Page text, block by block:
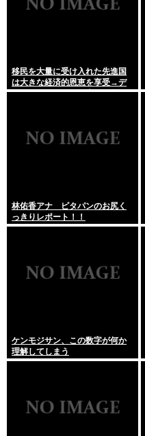
移民を大量に受け入れた先進国
は大きな経済的恩恵を享受→デ
ータでもはっきり日本一人負け
林佑香アナ ピタパンのお尻く
っきりレポート！！
ケンモジサン、この数字が何か
理解してしまう